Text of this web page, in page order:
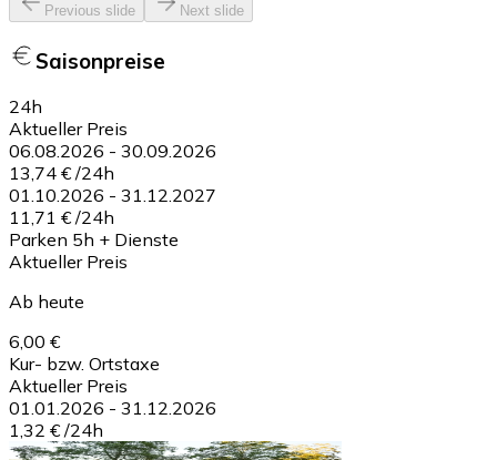
Previous slide Next slide
Saisonpreise
24h
Aktueller Preis
06.08.2026 - 30.09.2026
13,74 € /24h
01.10.2026 - 31.12.2027
11,71 € /24h
Parken 5h + Dienste
Aktueller Preis
Ab heute
6,00 €
Kur- bzw. Ortstaxe
Aktueller Preis
01.01.2026 - 31.12.2026
1,32 € /24h